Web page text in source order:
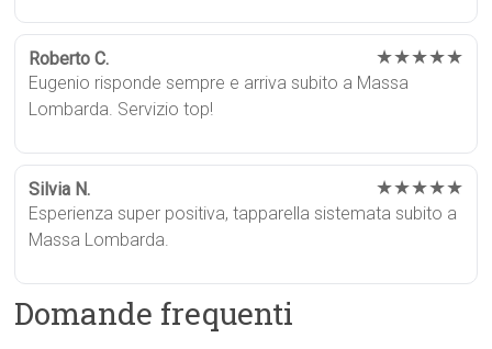
Roberto C. ★★★★★
Eugenio risponde sempre e arriva subito a Massa
Lombarda. Servizio top!
Silvia N. ★★★★★
Esperienza super positiva, tapparella sistemata subito a
Massa Lombarda.
Domande frequenti